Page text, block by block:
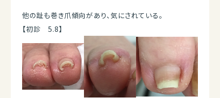
他の趾も巻き爪傾向があり、気にされている。
【初診 5.8】